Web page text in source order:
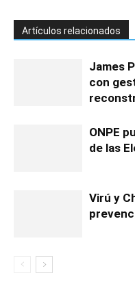
Artículos relacionados
James
con
ONPE
de las
Virú y